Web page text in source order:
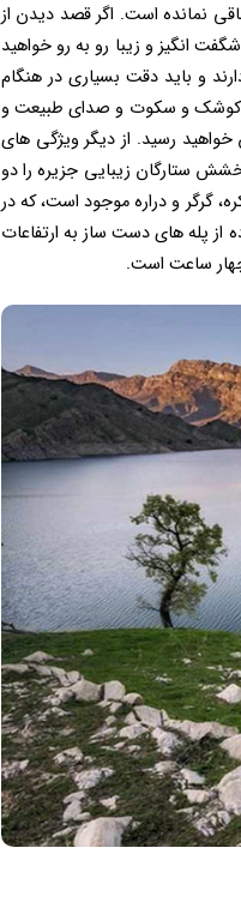
سال ۱۳۵۶ کشف شده که اثری از آن باقی نمانده است. اگر قصد دیدن از
انگیز و زیبا رو به رو خواهید
و باید دقت بسیاری در هنگام
کوشک و سکوت و صدای طبیعت و
رسید. از دیگر ویژگی های
ستارگان زیبایی جزیره را دو
گرگر و دراره موجود است، که در
پله های دست ساز به ارتفاعات
ساعت است.